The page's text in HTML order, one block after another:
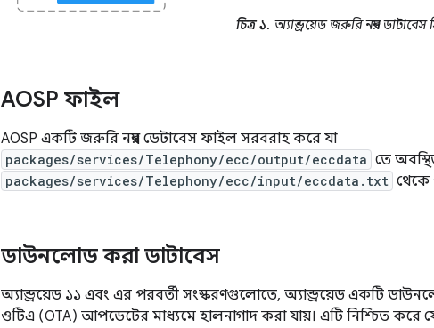
চিত্র ১. অ্যান্ড্রয়েড জরুরি নম্বর ডাটাবেস
AOSP ফাইল
AOSP একটি জরুরি নম্বর ডেটাবেস ফাইল সরবরাহ করে যা
packages/services/Telephony/ecc/output/eccdata তে
packages/services/Telephony/ecc/input/eccdata.txt থেকে
ডাউনলোড করা ডাটাবেস
অ্যান্ড্রয়েড ১১ এবং এর পরবর্তী সংস্করণগুলোতে, অ্যান্ড্রয়েড একটি
ওটিএ (OTA) আপডেটের মাধ্যমে হালনাগাদ করা যায়। এটি নিশ্চিত করে